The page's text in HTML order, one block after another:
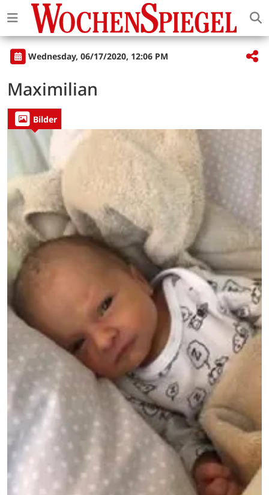
Wednesday, 06/17/2020, 12:06 PM
Maximilian
Bilder